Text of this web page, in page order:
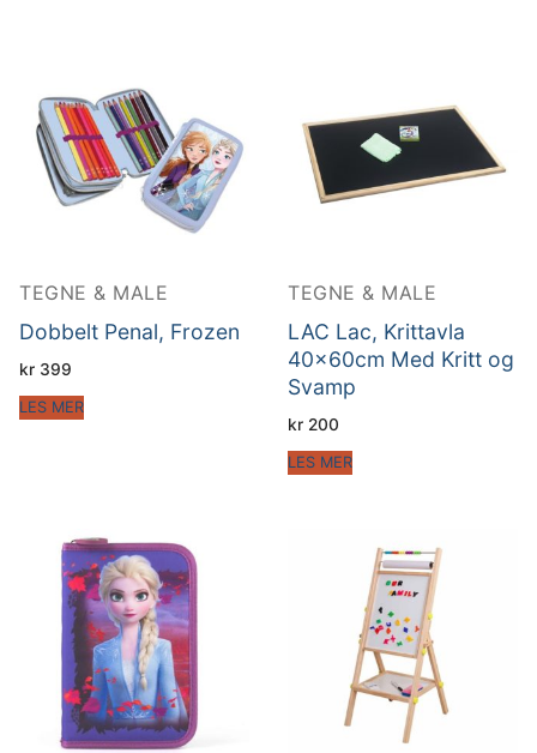
TEGNE & MALE
Dobbelt Penal, Frozen
kr 399
LES MER
TEGNE & MALE
LAC Lac, Krittavla
40x60cm Med Kritt og
Svamp
kr 200
LES MER